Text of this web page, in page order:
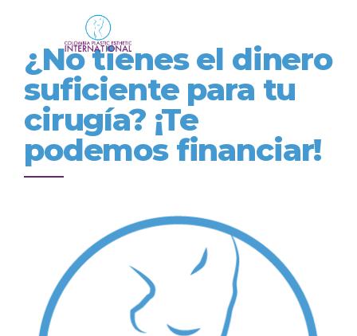
¿No tienes el dinero
suficiente para tu
cirugía? ¡Te
podemos financiar!